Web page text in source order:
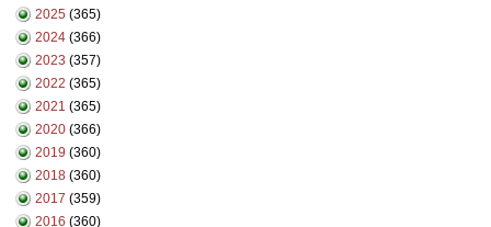
2025 (365)
2024 (366)
2023 (357)
2022 (365)
2021 (365)
2020 (366)
2019 (360)
2018 (360)
2017 (359)
2016 (360)